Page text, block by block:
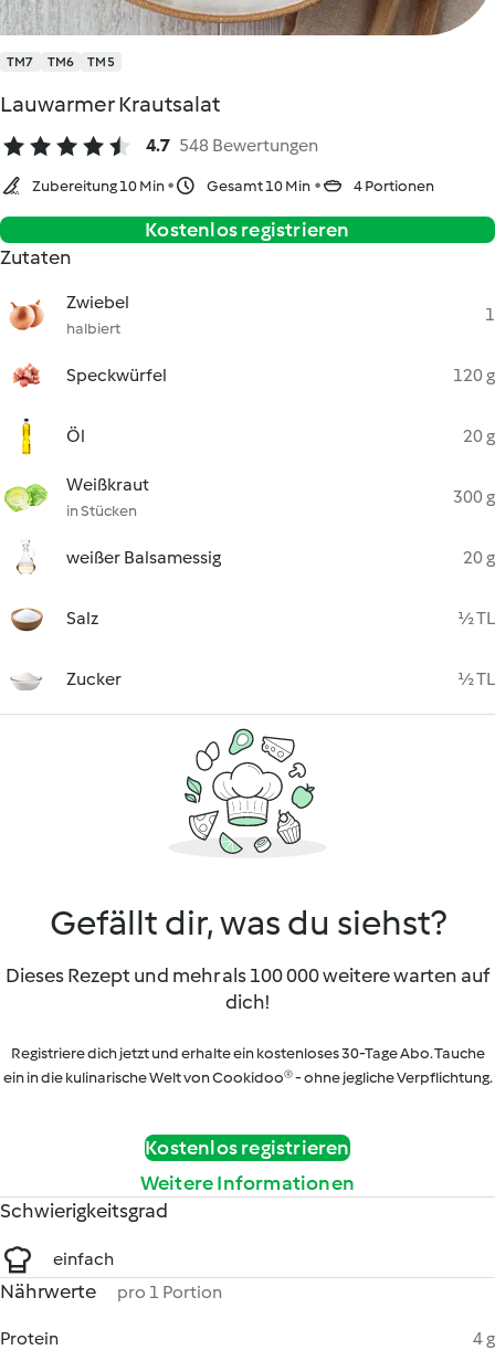
TM7 TM6 TM5
Lauwarmer Krautsalat
4.7 548 Bewertungen
Zubereitung 10 Min Gesamt 10 Min 4 Portionen
Kostenlos registrieren
Zutaten
Zwiebel
halbiert
1
Speckwürfel 120 g
Öl 20 g
Weißkraut
in Stücken
300 g
weißer Balsamessig 20 g
Salz ½ TL
Zucker ½ TL
Gefällt dir, was du siehst?
Dieses Rezept und mehr als 100 000 weitere warten auf
dich!
Registriere dich jetzt und erhalte ein kostenloses 30-Tage Abo. Tauche
ein in die kulinarische Welt von Cookidoo® - ohne jegliche Verpflichtung.
Kostenlos registrieren
Weitere Informationen
Schwierigkeitsgrad
einfach
Nährwerte pro 1 Portion
Protein
4 g